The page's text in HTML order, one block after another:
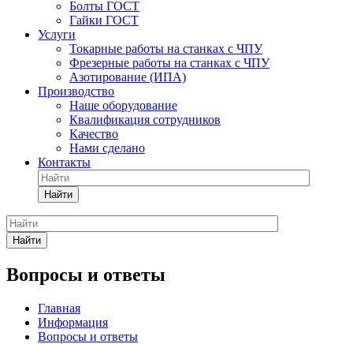
Болты ГОСТ
Гайки ГОСТ
Услуги
Токарные работы на станках с ЧПУ
Фрезерные работы на станках с ЧПУ
Азотирование (ИПА)
Производство
Наше оборудование
Квалификация сотрудников
Качество
Нами сделано
Контакты
Найти
Найти
Вопросы и ответы
Главная
Информация
Вопросы и ответы